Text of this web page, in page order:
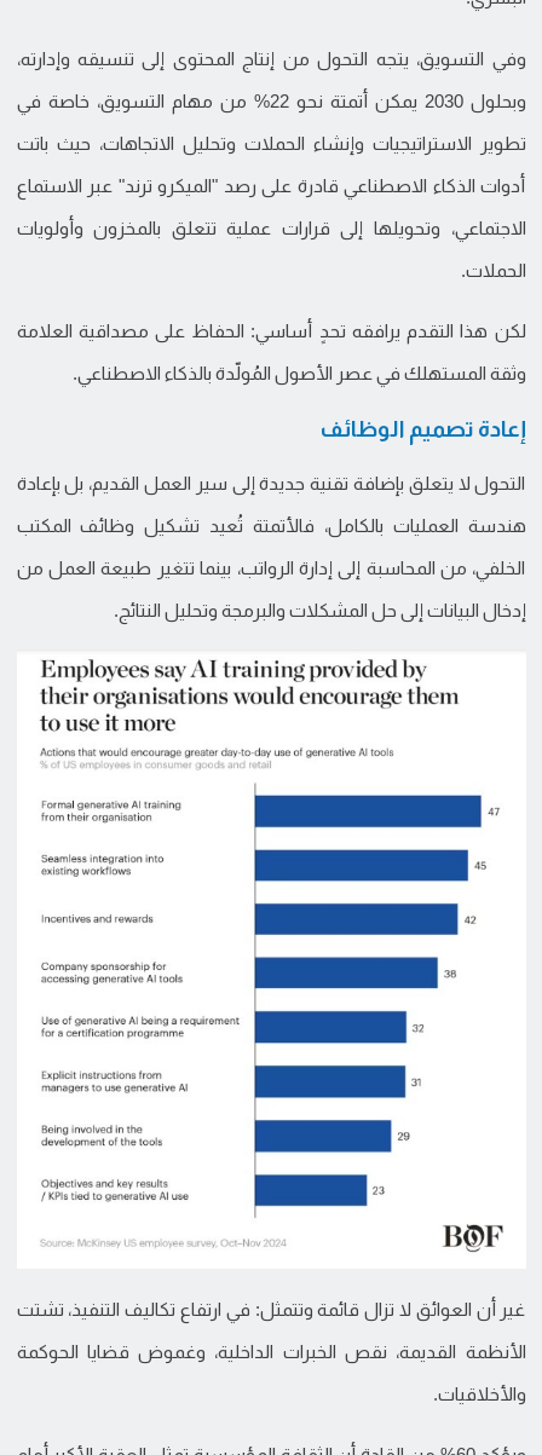
وفي التسويق، يتجه التحول من إنتاج المحتوى إلى تنسيقه وإدارته،
وبحلول 2030 يمكن أتمتة نحو 22% من مهام التسويق، خاصة في
تطوير الاستراتيجيات وإنشاء الحملات وتحليل الاتجاهات، حيث باتت
أدوات الذكاء الاصطناعي قادرة على رصد "الميكرو ترند" عبر الاستماع
الاجتماعي، وتحويلها إلى قرارات عملية تتعلق بالمخزون وأولويات
الحملات.
لكن هذا التقدم يرافقه تحدٍ أساسي: الحفاظ على مصداقية العلامة
وثقة المستهلك في عصر الأصول المُولّدة بالذكاء الاصطناعي.
إعادة تصميم الوظائف
التحول لا يتعلق بإضافة تقنية جديدة إلى سير العمل القديم، بل بإعادة
هندسة العمليات بالكامل، فالأتمتة تُعيد تشكيل وظائف المكتب
الخلفي، من المحاسبة إلى إدارة الرواتب، بينما تتغير طبيعة العمل من
إدخال البيانات إلى حل المشكلات والبرمجة وتحليل النتائج.
غير أن العوائق لا تزال قائمة وتتمثل: في ارتفاع تكاليف التنفيذ، تشتت
الأنظمة القديمة، نقص الخبرات الداخلية، وغموض قضايا الحوكمة
والأخلاقيات.